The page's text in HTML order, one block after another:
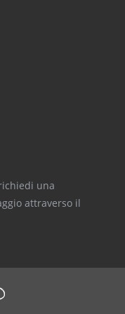
una
attraverso il